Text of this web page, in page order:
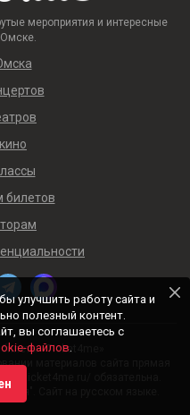
мероприятия и интересные
билетов
«Ticket4me»
материалов сайта прямая
ticket4me.ru/ обязательна.
Сайт на русском языке.
улучшить работу сайта и
полезный контент.
вы соглашаетесь с
файлов.